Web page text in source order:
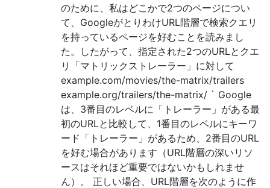
のために、私はどこかで2つのページについ
て、GoogleがとりわけURL階層で検索クエリ
を持っているページを好むことを読みまし
た。したがって、指定された2つのURLとクエ
リ「マトリックストレーラー」に対して
example.com/movies/the-matrix/trailers
example.org/trailers/the-matrix/ ` Google
は、3番目のレベルに「トレーラー」がある最
初のURLと比較して、1番目のレベルにキーワ
ード「トレーラー」があるため、2番目のURL
を好む場合があります（URL階層の深いリソ
ースはそれほど重要ではないかもしれませ
ん）。 正しい場合、URL階層を次のように作